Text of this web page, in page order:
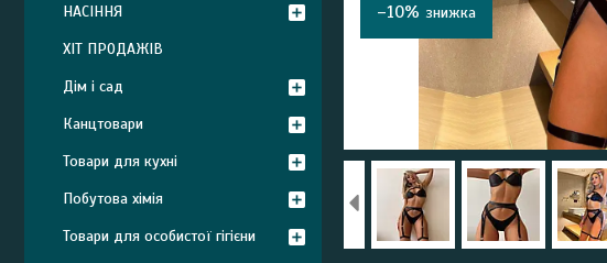
–10%
НАСІННЯ
ХІТ ПРОДАЖІВ
Дім і сад
Канцтовари
Товари для кухні
Побутова хімія
Товари для особистої гігієни